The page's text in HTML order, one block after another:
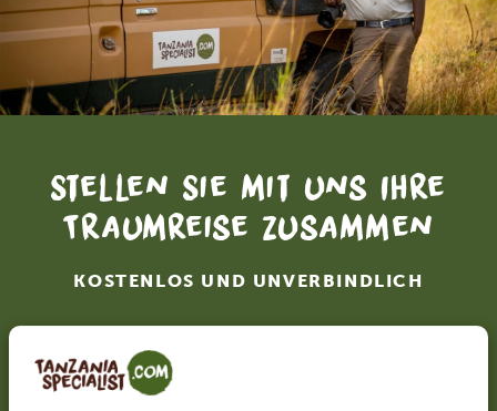
Stellen Sie mit uns Ihre
Traumreise zusammen
KOSTENLOS UND UNVERBINDLICH
JETZT ZUSAMMENSTELLEN